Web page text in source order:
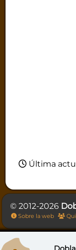
Última
© 2012-2026
Sobre la web